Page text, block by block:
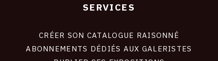
SERVICES
CRÉER SON CATALOGUE RAISONNÉ
ABONNEMENTS DÉDIÉS AUX GALERISTES